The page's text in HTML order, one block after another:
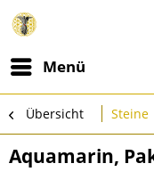
Menü
Übersicht Steine
Aquamarin,